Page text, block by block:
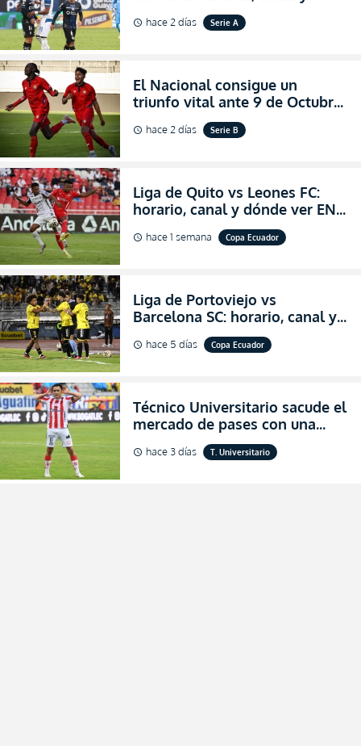
dónde ver EN VIVO el
partidazo por la fecha 24 de la
schedule hace 2 días Serie A
El Nacional consigue un
triunfo vital ante 9 de Octubre
para encender la fe en la
salvación
schedule hace 2 días Serie B
Liga de Quito vs Leones FC:
horario, canal y dónde ver EN
VIVO los octavos de final de la
Copa Ecuador 2026
schedule hace 1 semana Copa Ecuador
Liga de Portoviejo vs
Barcelona SC: horario, canal y
dónde ver EN VIVO los octavos
de final de la Copa Ecuador
schedule hace 5 días Copa Ecuador
Técnico Universitario sacude el
mercado de pases con una
verdadera revolución para
asegurar la permanencia
schedule hace 3 días T. Universitario